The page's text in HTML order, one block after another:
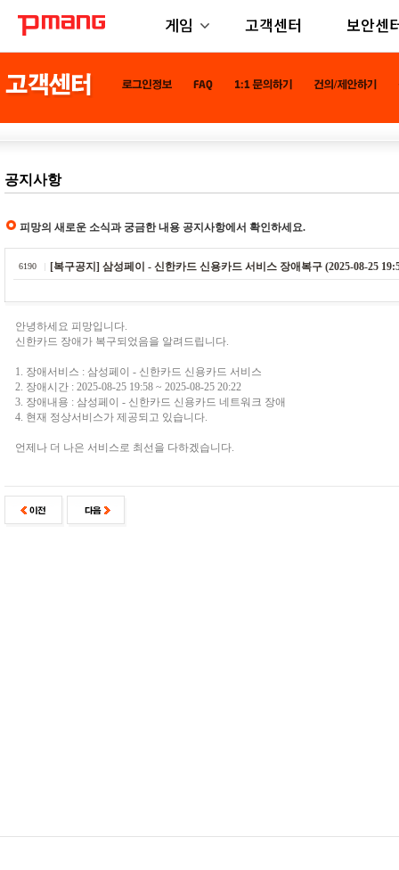
게임 고객센터 보안센
공지사항
피망의 새로운 소식과 궁금한 내용 공지사항에서 확인하세요.
6190 [복구공지] 삼성페이 - 신한카드 신용카드 서비스 장애복구 (2025-08-25
안녕하세요 피망입니다.
신한카드 장애가 복구되었음을 알려드립니다.
1. 장애서비스 : 삼성페이 - 신한카드 신용카드 서비스
2. 장애시간 : 2025-08-25 19:58 ~ 2025-08-25 20:22
3. 장애내용 : 삼성페이 - 신한카드 신용카드 네트워크 장애
4. 현재 정상서비스가 제공되고 있습니다.
언제나 더 나은 서비스로 최선을 다하겠습니다.